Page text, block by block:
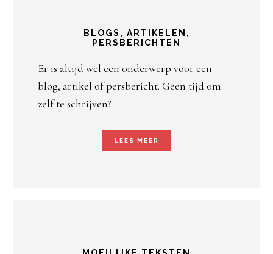
BLOGS, ARTIKELEN,
PERSBERICHTEN
Er is altijd wel een onderwerp voor een
blog, artikel of persbericht. Geen tijd om
zelf te schrijven?
LEES MEER